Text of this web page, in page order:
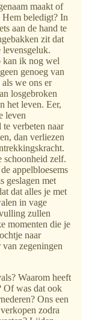
maakt of
beledigt? In
aan de hand te
zit dat
kan ik nog wel
genoeg van
we ons er
losgebroken
het leven. Eer,
leven
verbeten naar
dan verliezen
schoonheid zelf.
appelbloesems
geslagen met
dat alles je met
in vage
zullen
momenten die je
naar
zegeningen
Waarom heeft
Of was dat ook
Ons een
zodra